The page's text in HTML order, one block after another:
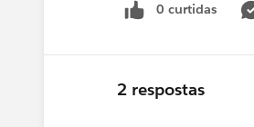
0 curtidas
2 respostas